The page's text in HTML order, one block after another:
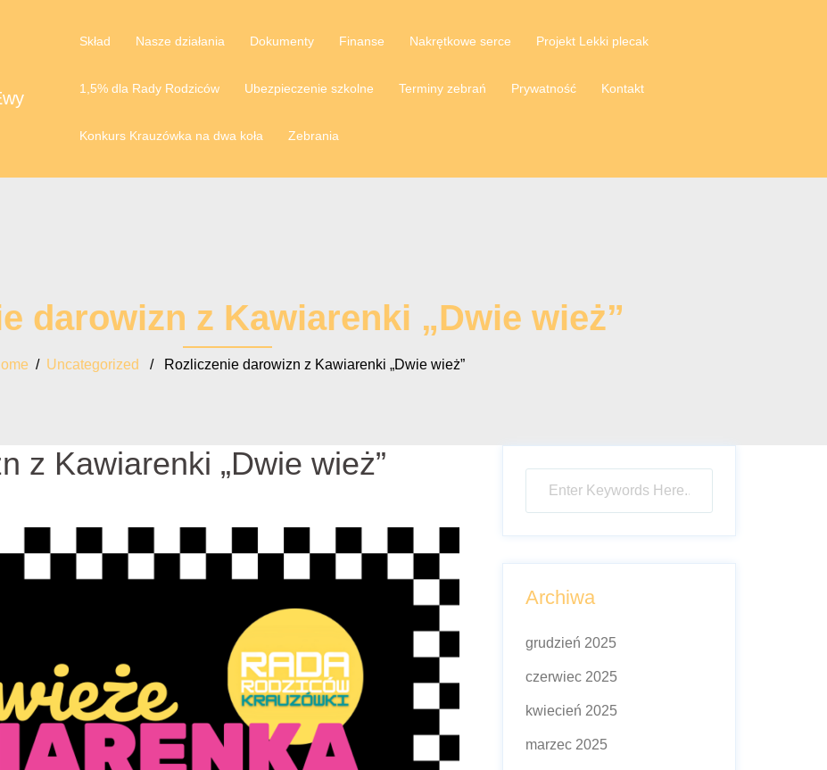
Skład Nasze działania Dokumenty Finanse Nakrętkowe serce Projekt Lekki plecak
1,5% dla Rady Rodziców Ubezpieczenie szkolne Terminy zebrań Prywatność Kontakt
Konkurs Krauzówka na dwa koła Zebrania
darowizn z Kawiarenki „Dwie wież”
/ Uncategorized / Rozliczenie darowizn z Kawiarenki „Dwie wież”
z Kawiarenki „Dwie wież”
Archiwa
grudzień 2025
czerwiec 2025
kwiecień 2025
marzec 2025